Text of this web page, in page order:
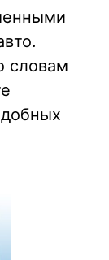
словам